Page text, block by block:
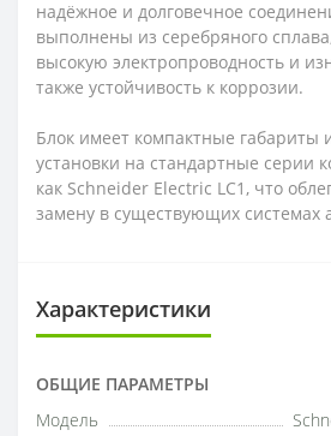
надёжное и долговечное
выполнены из серебряного
высокую электропроводность и
также устойчивость к коррозии.
Блок имеет компактные габариты
установки на стандартные серии
как Schneider Electric LC1, что
замену в существующих системах
Характеристики
ОБЩИЕ ПАРАМЕТРЫ
Модель